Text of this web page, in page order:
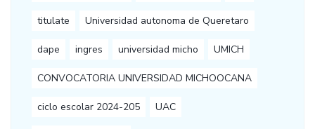
titulate Universidad autonoma de Queretaro
dape ingres universidad micho UMICH
CONVOCATORIA UNIVERSIDAD MICHOOCANA
ciclo escolar 2024-205 UAC